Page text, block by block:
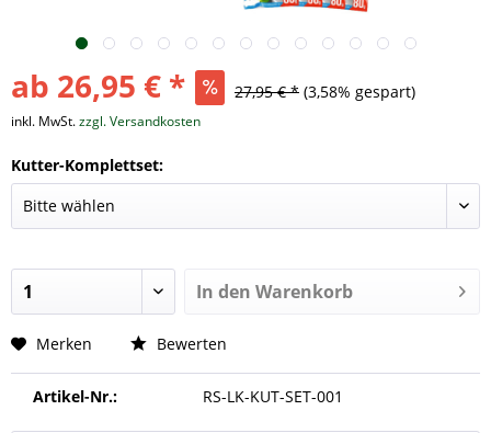
ab 26,95 € * 27,95 € * (3,58% gespart)
inkl. MwSt.zzgl. Versandkosten
Kutter-Komplettset:
In den Warenkorb
Merken Bewerten
Artikel-Nr.: RS-LK-KUT-SET-001